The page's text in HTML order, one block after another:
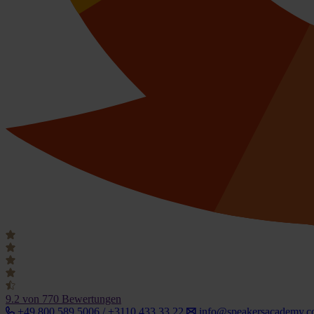
9.2 von 770 Bewertungen
+49 800 589 5006 / +3110 433 33 22